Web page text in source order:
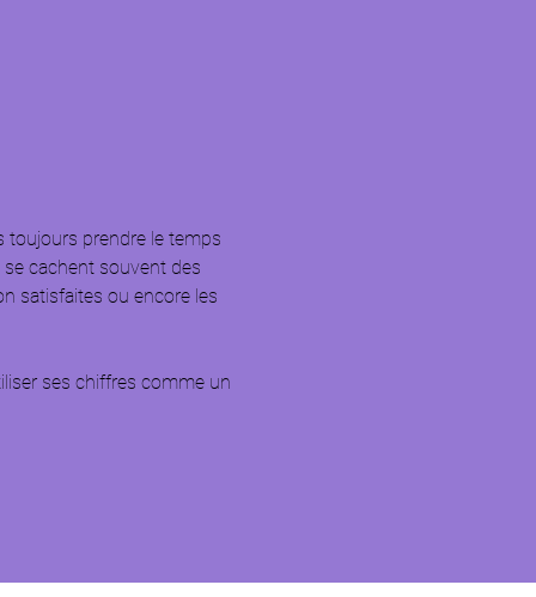
toujours prendre le temps
cachent souvent des
satisfaites ou encore les
ses chiffres comme un